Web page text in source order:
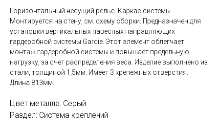
Горизонтальный несущий рельс. Каркас системы.
Монтируется на стену, см. схему сборки. Предназначен для
установки вертикальных навесных направляющих
гардеробной системы Gardie. Этот элемент облегчает
монтаж гардеробной системы и повышает предельную
нагрузку, за счет распределения веса. Изделие выполнено из
стали, толщиной 1,5мм. Имеет 3 крепежных отверстия.
Длина 813мм.
Цвет металла: Серый
Раздел: Система креплений